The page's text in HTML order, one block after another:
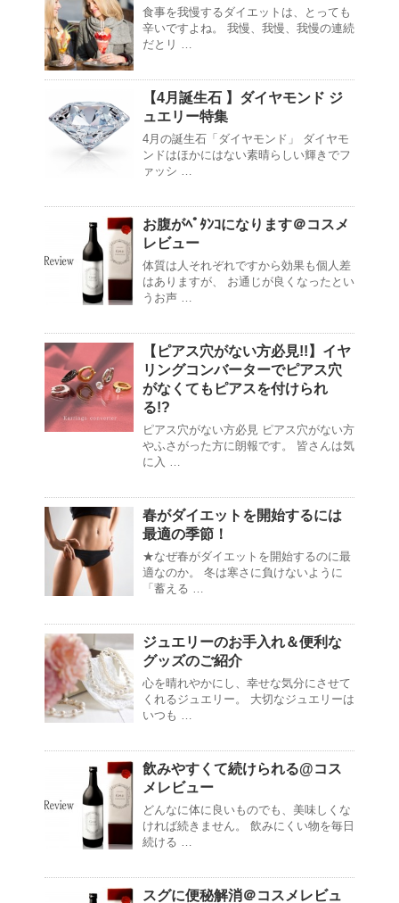
食事を我慢するダイエットは、とっても
辛いですよね。 我慢、我慢、我慢の連続
だとリ …
【4月誕生石 】ダイヤモンド ジ
ュエリー特集
4月の誕生石「ダイヤモンド」 ダイヤモ
ンドはほかにはない素晴らしい輝きでフ
ァッシ …
お腹がﾍﾟﾀﾝｺになります＠コスメ
レビュー
体質は人それぞれですから効果も個人差
はありますが、 お通じが良くなったとい
うお声 …
【ピアス穴がない方必見!!】イヤ
リングコンバーターでピアス穴
がなくてもピアスを付けられ
る!?
ピアス穴がない方必見 ピアス穴がない方
やふさがった方に朗報です。 皆さんは気
に入 …
春がダイエットを開始するには
最適の季節！
★なぜ春がダイエットを開始するのに最
適なのか。 冬は寒さに負けないように
「蓄える …
ジュエリーのお手入れ＆便利な
グッズのご紹介
心を晴れやかにし、幸せな気分にさせて
くれるジュエリー。 大切なジュエリーは
いつも …
飲みやすくて続けられる@コス
メレビュー
どんなに体に良いものでも、美味しくな
ければ続きません。 飲みにくい物を毎日
続ける …
スグに便秘解消＠コスメレビュ